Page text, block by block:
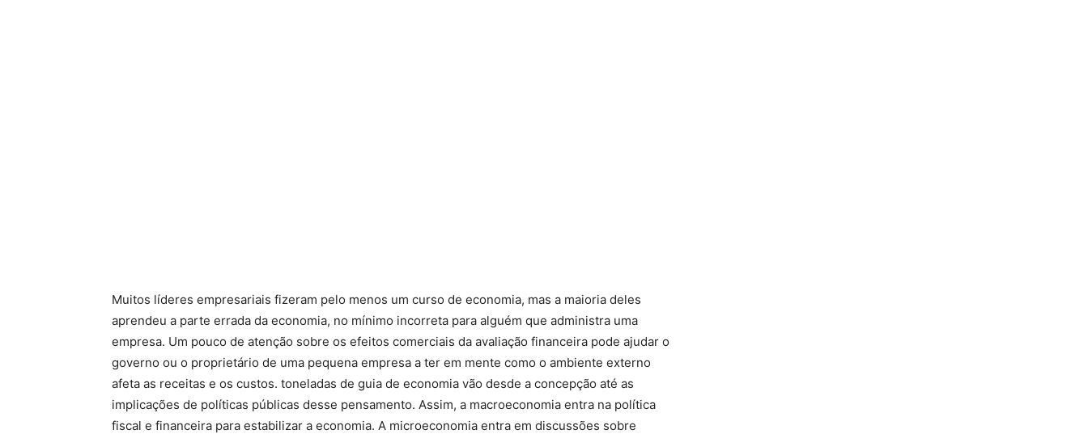
Muitos líderes empresariais fizeram pelo menos um curso de economia, mas a maioria deles
aprendeu a parte errada da economia, no mínimo incorreta para alguém que administra uma
empresa. Um pouco de atenção sobre os efeitos comerciais da avaliação financeira pode ajudar o
governo ou o proprietário de uma pequena empresa a ter em mente como o ambiente externo
afeta as receitas e os custos. toneladas de guia de economia vão desde a concepção até as
implicações de políticas públicas desse pensamento. Assim, a macroeconomia entra na política
fiscal e financeira para estabilizar a economia. A microeconomia entra em discussões sobre